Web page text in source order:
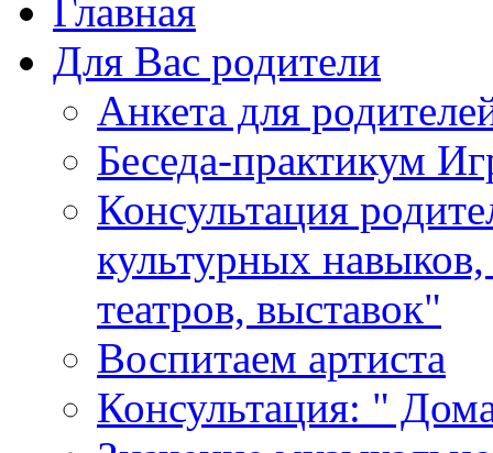
Главная
Для Вас родители
Анкета для
Беседа-практикум
Консультация
культурных
театров, выставок"
Воспитаем артиста
Консультация: "